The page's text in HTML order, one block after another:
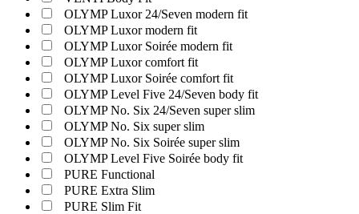
OLYMP Luxor 24/Seven modern fit
OLYMP Luxor modern fit
OLYMP Luxor Soirée modern fit
OLYMP Luxor comfort fit
OLYMP Luxor Soirée comfort fit
OLYMP Level Five 24/Seven body fit
OLYMP No. Six 24/Seven super slim
OLYMP No. Six super slim
OLYMP No. Six Soirée super slim
OLYMP Level Five Soirée body fit
PURE Functional
PURE Extra Slim
PURE Slim Fit